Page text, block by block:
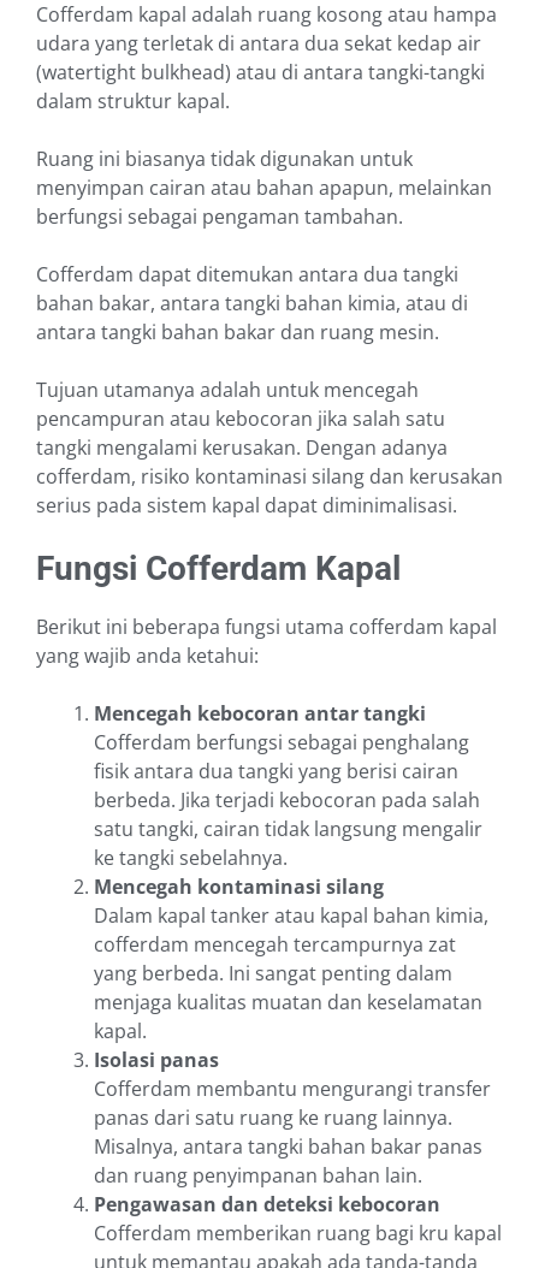
Cofferdam kapal adalah ruang kosong atau hampa
udara yang terletak di antara dua sekat kedap air
(watertight bulkhead) atau di antara tangki-tangki
dalam struktur kapal.
Ruang ini biasanya tidak digunakan untuk
menyimpan cairan atau bahan apapun, melainkan
berfungsi sebagai pengaman tambahan.
Cofferdam dapat ditemukan antara dua tangki
bahan bakar, antara tangki bahan kimia, atau di
antara tangki bahan bakar dan ruang mesin.
Tujuan utamanya adalah untuk mencegah
pencampuran atau kebocoran jika salah satu
tangki mengalami kerusakan. Dengan adanya
cofferdam, risiko kontaminasi silang dan kerusakan
serius pada sistem kapal dapat diminimalisasi.
Fungsi Cofferdam Kapal
Berikut ini beberapa fungsi utama cofferdam kapal
yang wajib anda ketahui:
Mencegah kebocoran antar tangki
Cofferdam berfungsi sebagai penghalang
fisik antara dua tangki yang berisi cairan
berbeda. Jika terjadi kebocoran pada salah
satu tangki, cairan tidak langsung mengalir
ke tangki sebelahnya.
Mencegah kontaminasi silang
Dalam kapal tanker atau kapal bahan kimia,
cofferdam mencegah tercampurnya zat
yang berbeda. Ini sangat penting dalam
menjaga kualitas muatan dan keselamatan
kapal.
Isolasi panas
Cofferdam membantu mengurangi transfer
panas dari satu ruang ke ruang lainnya.
Misalnya, antara tangki bahan bakar panas
dan ruang penyimpanan bahan lain.
Pengawasan dan deteksi kebocoran
Cofferdam memberikan ruang bagi kru kapal
untuk memantau apakah ada tanda-tanda